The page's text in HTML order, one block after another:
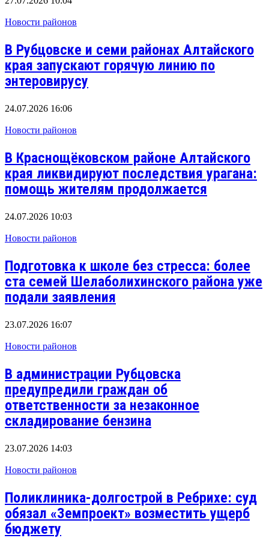
Новости районов
В Рубцовске и семи районах Алтайского
края запускают горячую линию по
энтеровирусу
24.07.2026 16:06
Новости районов
В Краснощёковском районе Алтайского
края ликвидируют последствия урагана:
помощь жителям продолжается
24.07.2026 10:03
Новости районов
Подготовка к школе без стресса: более
ста семей Шелаболихинского района уже
подали заявления
23.07.2026 16:07
Новости районов
В администрации Рубцовска
предупредили граждан об
ответственности за незаконное
складирование бензина
23.07.2026 14:03
Новости районов
Поликлиника-долгострой в Ребрихе: суд
обязал «Земпроект» возместить ущерб
бюджету